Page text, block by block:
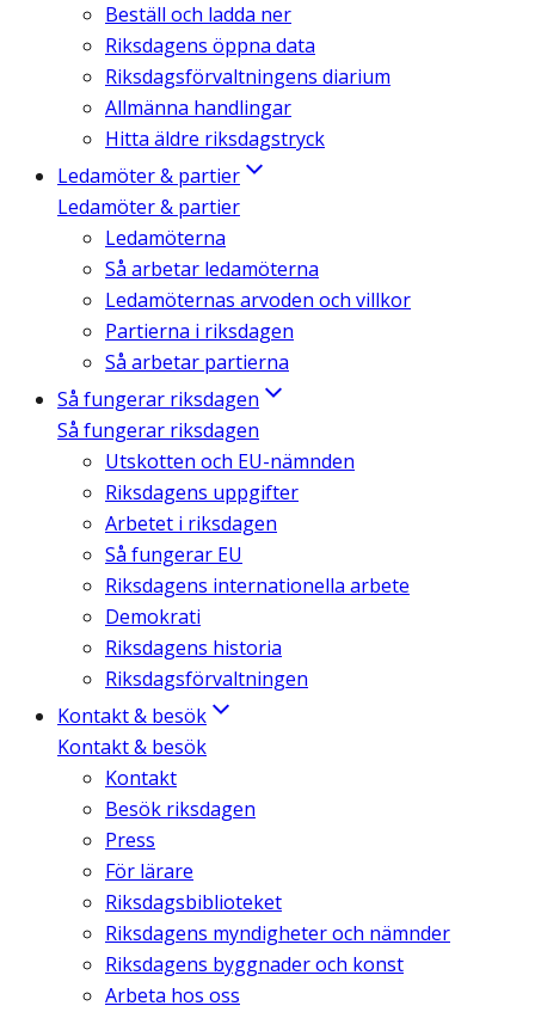
Beställ och ladda ner
Riksdagens öppna data
Riksdagsförvaltningens diarium
Allmänna handlingar
Hitta äldre riksdagstryck
Ledamöter & partier
Ledamöter & partier
Ledamöterna
Så arbetar ledamöterna
Ledamöternas arvoden och villkor
Partierna i riksdagen
Så arbetar partierna
Så fungerar riksdagen
Så fungerar riksdagen
Utskotten och EU-nämnden
Riksdagens uppgifter
Arbetet i riksdagen
Så fungerar EU
Riksdagens internationella arbete
Demokrati
Riksdagens historia
Riksdagsförvaltningen
Kontakt & besök
Kontakt & besök
Kontakt
Besök riksdagen
Press
För lärare
Riksdagsbiblioteket
Riksdagens myndigheter och nämnder
Riksdagens byggnader och konst
Arbeta hos oss